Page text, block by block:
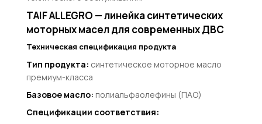
TAIF ALLEGRO — линейка синтетических
моторных масел для современных ДВС
Техническая спецификация продукта
Тип продукта: синтетическое моторное масло
премиум-класса
Базовое масло: полиальфаолефины (ПАО)
Спецификации соответствия: